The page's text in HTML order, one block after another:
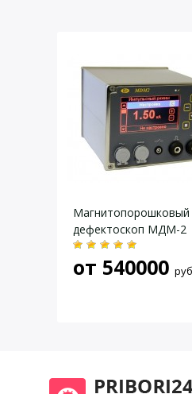
размагничивания
Погрешность измерения
Память настроек
Автоматическая
Сила отрыва
от плиты МО-1
Габаритные размеры
Потребляемая мощность
Масса электронного
Кейс
Даю согласие на
Магнитопорошковый
дефектоскоп МДМ-2
от 540000